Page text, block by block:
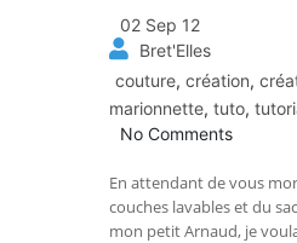
02 Sep 12
Bret'Elles
couture, création,
marionnette, tuto,
No Comments
En attendant de vous
couches lavables et du
mon petit Arnaud, je